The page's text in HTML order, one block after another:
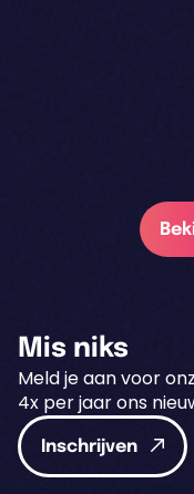
Mis niks
Meld je aan voor
4x per jaar ons
Inschrijven